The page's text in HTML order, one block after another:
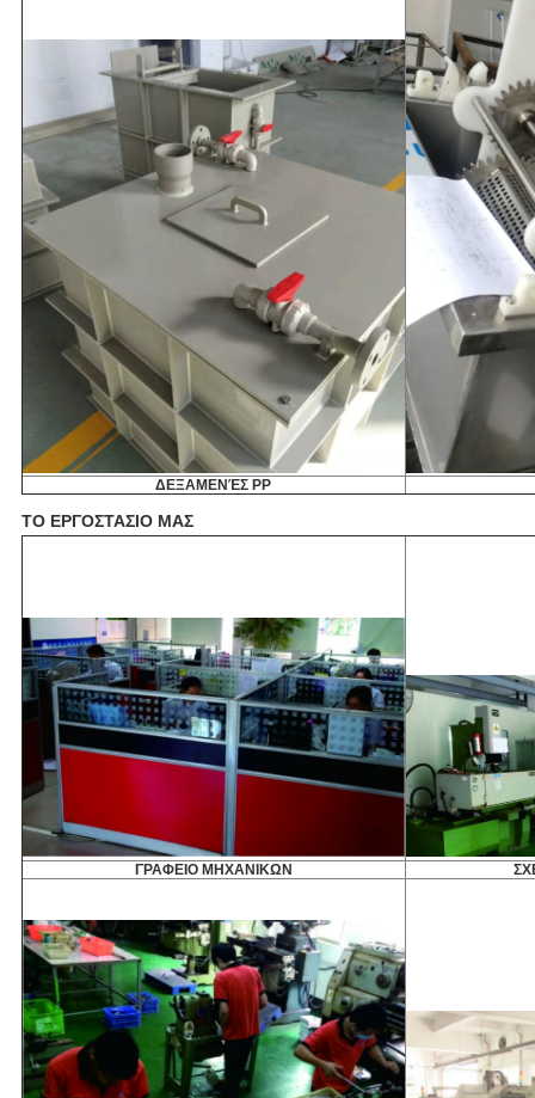
ΔΕΞΑΜΕΝΈΣ PP
ΤΟ ΕΡΓΟΣΤΑΣΙΟ ΜΑΣ
ΓΡΑΦΕΙΟ ΜΗΧΑΝΙΚΩΝ